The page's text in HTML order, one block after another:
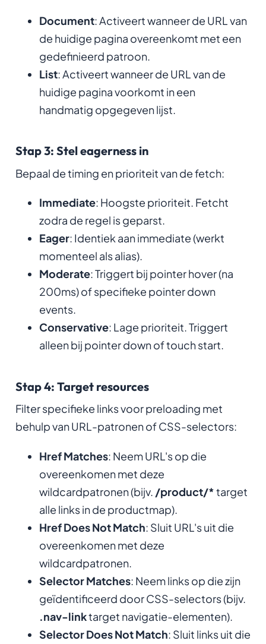
Document: Activeert wanneer de URL van
de huidige pagina overeenkomt met een
gedefinieerd patroon.
List: Activeert wanneer de URL van de
huidige pagina voorkomt in een
handmatig opgegeven lijst.
Stap 3: Stel eagerness in
Bepaal de timing en prioriteit van de fetch:
Immediate: Hoogste prioriteit. Fetcht
zodra de regel is geparst.
Eager: Identiek aan immediate (werkt
momenteel als alias).
Moderate: Triggert bij pointer hover (na
200ms) of specifieke pointer down
events.
Conservative: Lage prioriteit. Triggert
alleen bij pointer down of touch start.
Stap 4: Target resources
Filter specifieke links voor preloading met
behulp van URL-patronen of CSS-selectors:
Href Matches: Neem URL's op die
overeenkomen met deze
wildcardpatronen (bijv. /product/*target
alle links in de productmap).
Href Does Not Match: Sluit URL's uit die
overeenkomen met deze
wildcardpatronen.
Selector Matches: Neem links op die zijn
geïdentificeerd door CSS-selectors (bijv.
.nav-linktarget navigatie-elementen).
Selector Does Not Match: Sluit links uit die